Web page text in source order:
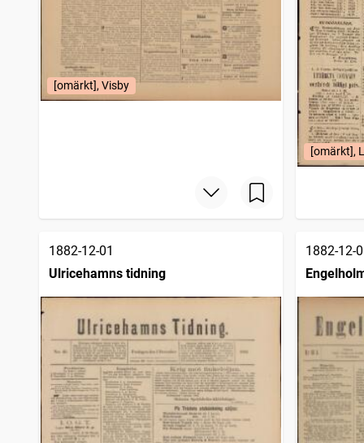
[omärkt], Visby
[omärkt],
1882-12-01
Ulricehamns tidning
1882-12-